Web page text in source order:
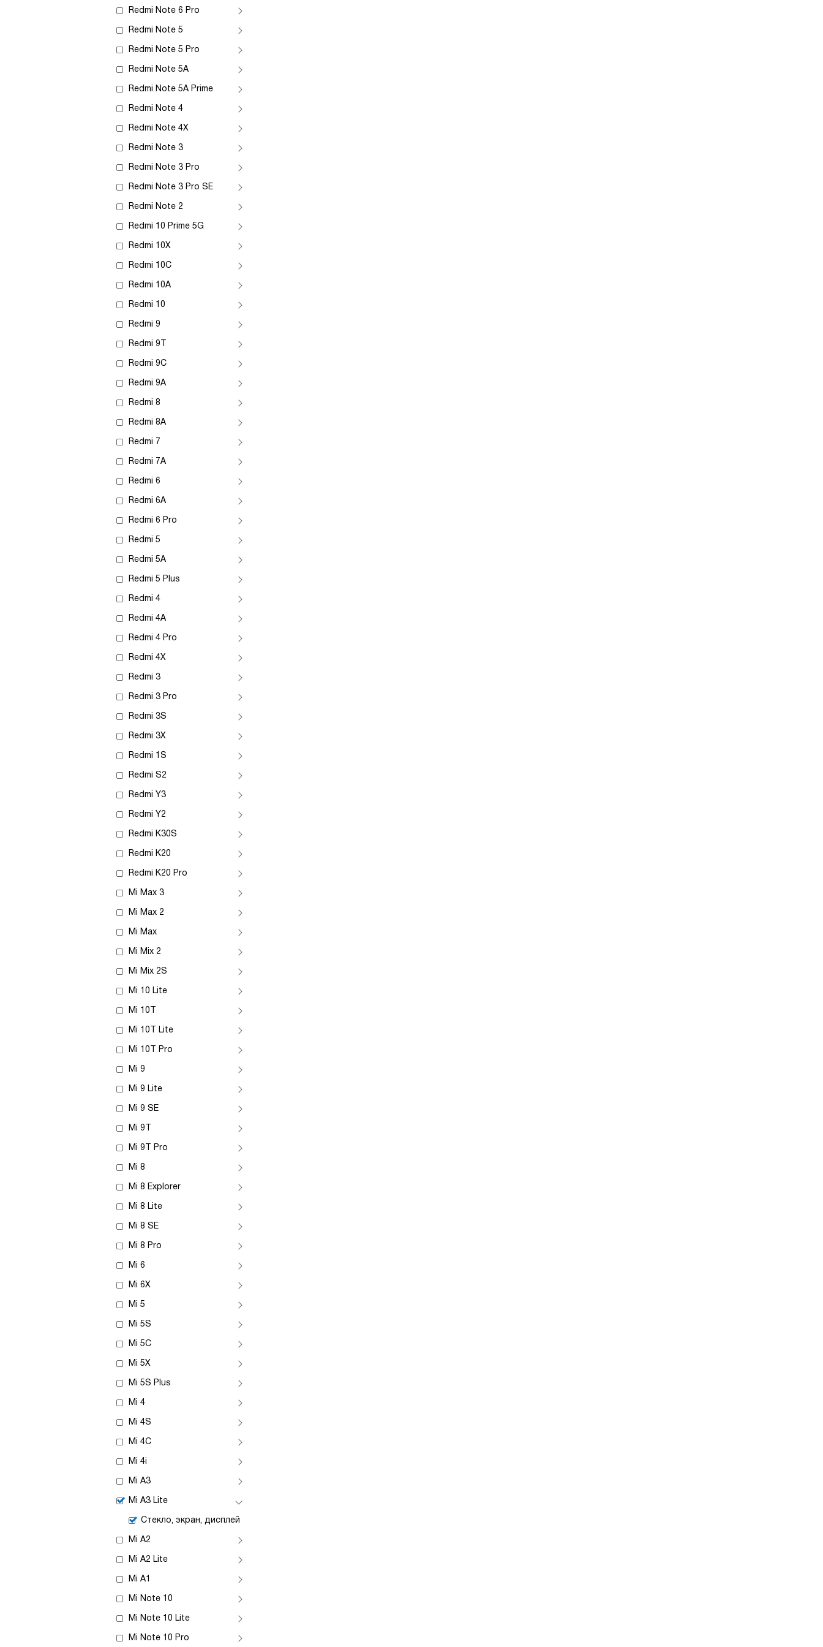
Redmi Note 6 Pro
Redmi Note 5
Redmi Note 5 Pro
Redmi Note 5A
Redmi Note 5A Prime
Redmi Note 4
Redmi Note 4X
Redmi Note 3
Redmi Note 3 Pro
Redmi Note 3 Pro SE
Redmi Note 2
Redmi 10 Prime 5G
Redmi 10X
Redmi 10C
Redmi 10A
Redmi 10
Redmi 9
Redmi 9T
Redmi 9C
Redmi 9A
Redmi 8
Redmi 8A
Redmi 7
Redmi 7A
Redmi 6
Redmi 6A
Redmi 6 Pro
Redmi 5
Redmi 5A
Redmi 5 Plus
Redmi 4
Redmi 4A
Redmi 4 Pro
Redmi 4X
Redmi 3
Redmi 3 Pro
Redmi 3S
Redmi 3X
Redmi 1S
Redmi S2
Redmi Y3
Redmi Y2
Redmi K30S
Redmi K20
Redmi K20 Pro
Mi Max 3
Mi Max 2
Mi Max
Mi Mix 2
Mi Mix 2S
Mi 10 Lite
Mi 10T
Mi 10T Lite
Mi 10T Pro
Mi 9
Mi 9 Lite
Mi 9 SE
Mi 9T
Mi 9T Pro
Mi 8
Mi 8 Explorer
Mi 8 Lite
Mi 8 SE
Mi 8 Pro
Mi 6
Mi 6X
Mi 5
Mi 5S
Mi 5C
Mi 5X
Mi 5S Plus
Mi 4
Mi 4S
Mi 4C
Mi 4i
Mi A3
Mi A3 Lite
Стекло, экран, дисплей
Mi A2
Mi A2 Lite
Mi A1
Mi Note 10
Mi Note 10 Lite
Mi Note 10 Pro